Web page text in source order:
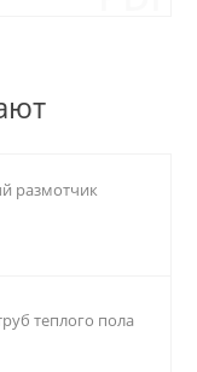
размотчик
теплого пола